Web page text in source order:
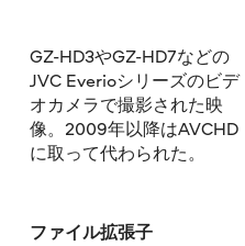
GZ-HD3やGZ-HD7などの
JVC Everioシリーズのビデ
オカメラで撮影された映
像。2009年以降はAVCHD
に取って代わられた。
ファイル拡張子